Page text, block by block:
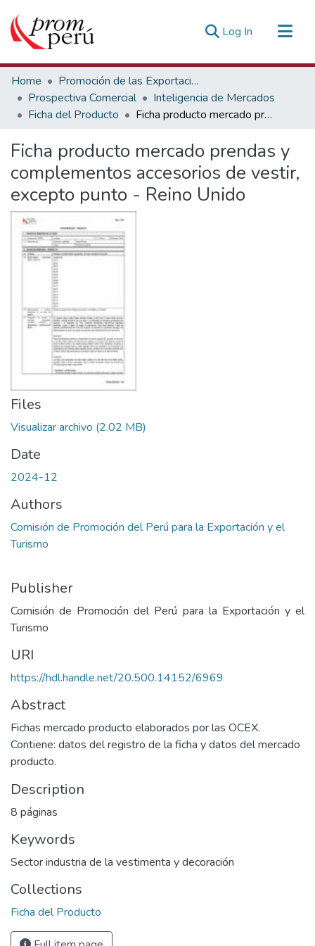
Log In (current)
Communities & Collections
All of DSpace
Statistics
Home
Promoción de las Exportaciones
Prospectiva Comercial
Inteligencia de Mercados
Ficha del Producto
Ficha producto mercado prendas y complementos accesorios de vestir, excepto punto - Reino Unido
Ficha producto mercado prendas y
complementos accesorios de vestir,
excepto punto - Reino Unido
Files
Visualizar archivo (2.02 MB)
Date
2024-12
Authors
Comisión de Promoción del Perú para la Exportación y el
Turismo
Publisher
Comisión de Promoción del Perú para la Exportación y el
Turismo
URI
https://hdl.handle.net/20.500.14152/6969
Abstract
Fichas mercado producto elaborados por las OCEX.
Contiene: datos del registro de la ficha y datos del mercado
producto.
Description
8 páginas
Keywords
Sector industria de la vestimenta y decoración
Collections
Ficha del Producto